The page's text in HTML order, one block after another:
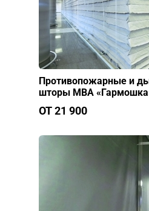
Противопожарные и
шторы МВА
ОТ 21 900